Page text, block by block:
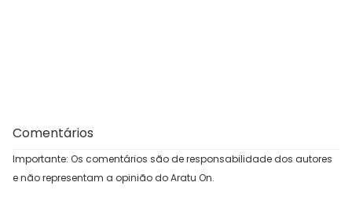
Comentários
Importante: Os comentários são de responsabilidade dos autores
e não representam a opinião do Aratu On.